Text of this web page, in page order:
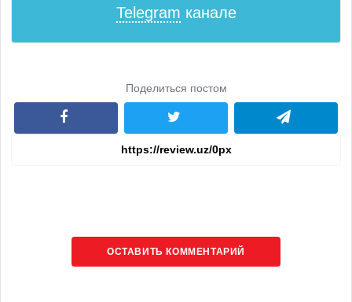
Telegram канале
Поделиться постом
ОСТАВИТЬ КОММЕНТАРИЙ